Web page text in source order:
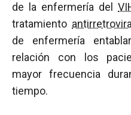
de la enfermería del
tratamiento antirretroviral
de enfermería
relación con los
mayor frecuencia
tiempo.